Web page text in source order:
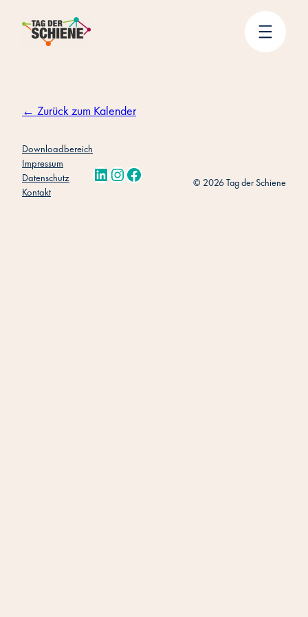
Inhalt
← Zurück zum Kalender
Downloadbereich
Impressum
Datenschutz
Kontakt
LinkedIn
Instagram
Facebook © 2026 Tag der Schiene